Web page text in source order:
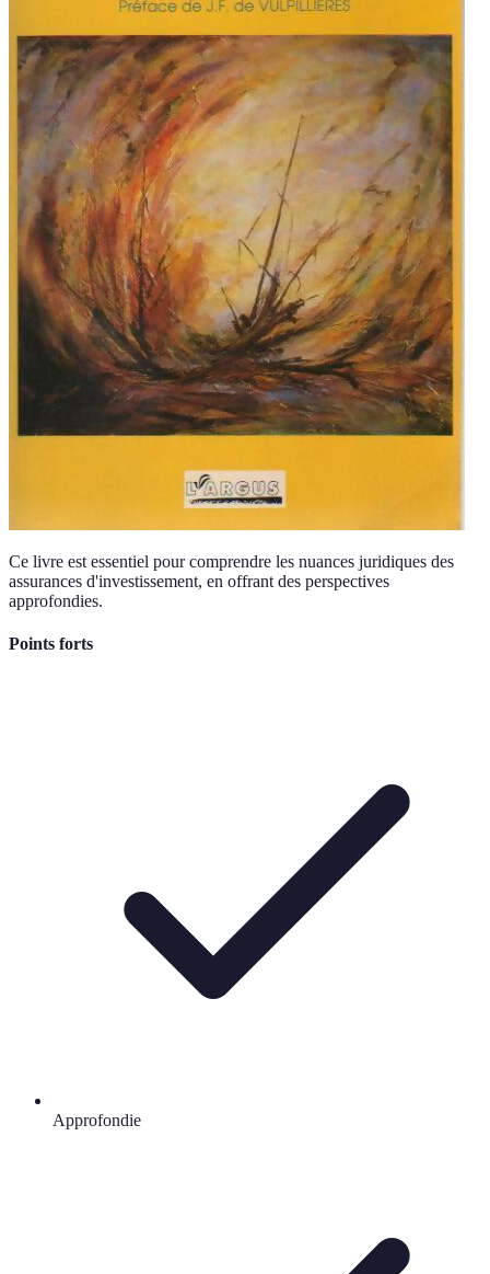
Ce livre est essentiel pour comprendre les nuances juridiques des
assurances d'investissement, en offrant des perspectives
approfondies.
Points forts
Approfondie